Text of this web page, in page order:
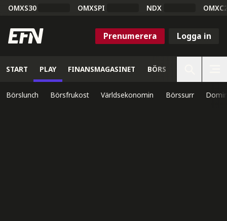
OMXS30 OMXSPI NDX
Prenumerera Logga in
START PLAY FINANSMAGASINET BÖRS
Börslunch Börsfrukost Världsekonomin Börssurr